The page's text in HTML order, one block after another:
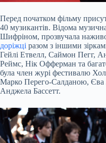
Перед початком фільму
40 музикантів. Відома
Шифріном, прозвучала
доріжці разом з іншими
Гейлі Етвелл, Саймон Пегг,
Реймс, Нік Офферман та
була член журі фестивалю
Марко Перего-Салданою, Єва
Анджела Бассетт.